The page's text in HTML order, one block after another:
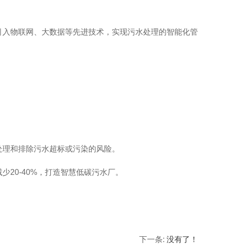
物联网、大数据等先进技术，实现污水处理的智能化管
和排除污水超标或污染的风险。
20-40%，打造智慧低碳污水厂。
下一条: 没有了！